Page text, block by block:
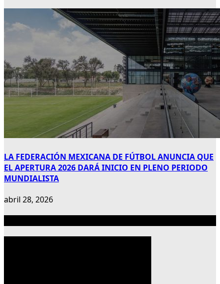
LA FEDERACIÓN MEXICANA DE FÚTBOL ANUNCIA QUE
EL APERTURA 2026 DARÁ INICIO EN PLENO PERIODO
MUNDIALISTA
abril 28, 2026